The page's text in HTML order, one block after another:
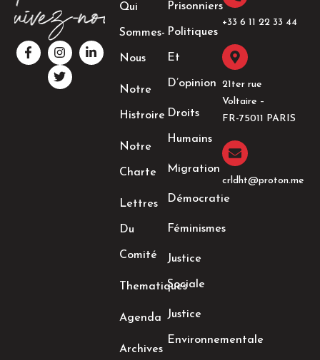
F
a
c
I
n
s
t
a
L
i
n
T
w
i
t
t
Qui
Sommes-
Nous
Notre
Histroire
Notre
Charte
Lettres
Du
Comité
Thematiques
Agenda
Archives
Prisonniers
Politiques
Et
D’opinion
Droits
Humains
Migration
Démocratie
Féminismes
Justice
Sociale
Justice
Environnementale
+33 6 11 22 33 44​
21ter rue
Voltaire –
FR-75011 PARIS
crldht@proton.me